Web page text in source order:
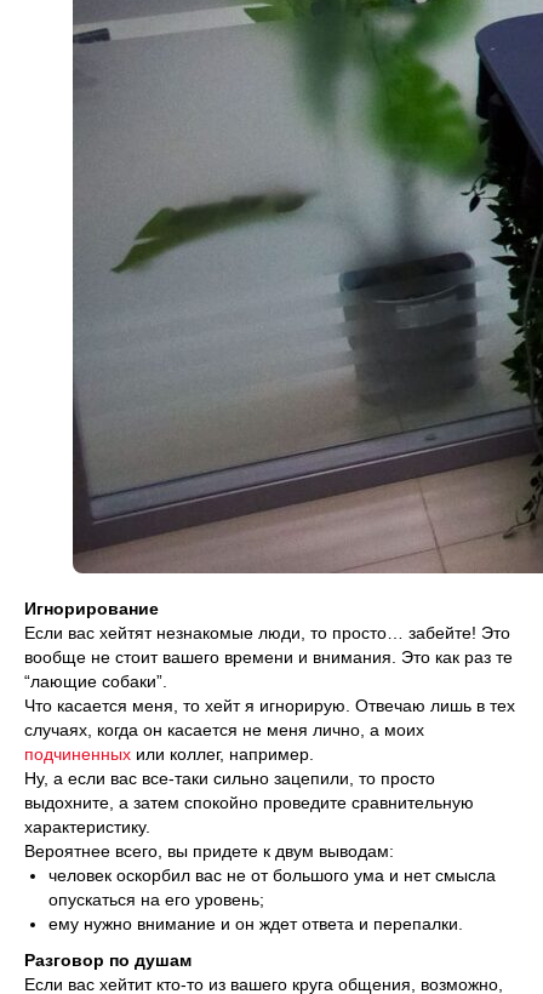
Игнорирование
Если вас хейтят незнакомые люди, то просто… забейте! Это
вообще не стоит вашего времени и внимания. Это как раз те
“лающие собаки”.
Что касается меня, то хейт я игнорирую. Отвечаю лишь в тех
случаях, когда он касается не меня лично, а моих
подчиненных или коллег, например.
Ну, а если вас все-таки сильно зацепили, то просто
выдохните, а затем спокойно проведите сравнительную
характеристику.
Вероятнее всего, вы придете к двум выводам:
человек оскорбил вас не от большого ума и нет смысла
опускаться на его уровень;
ему нужно внимание и он ждет ответа и перепалки.
Разговор по душам
Если вас хейтит кто-то из вашего круга общения, возможно,